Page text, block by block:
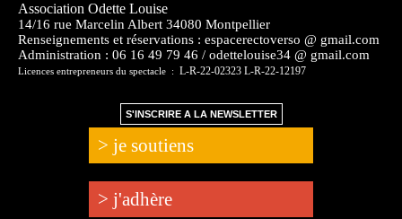
Association Odette Louise
14/16 rue Marcelin Albert 34080 Montpellier
Renseignements et réservations : espacerectoverso @ gmail.com
Administration : 06 16 49 79 46 / odettelouise34 @ gmail.com
Licences entrepreneurs du spectacle : L-R-22-02323 L-R-22-12197
S'INSCRIRE A LA NEWSLETTER
> je soutiens
> j'adhère